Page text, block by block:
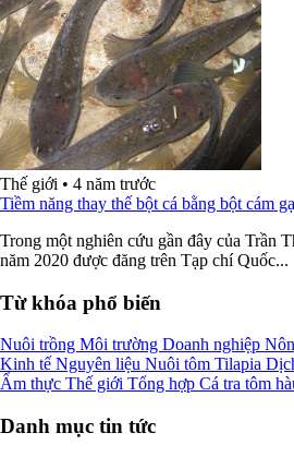
Thế giới • 4 năm trước
Tiềm năng thay thế bột cá bằng bột cám
Trong một nghiên cứu gần đây của Trần
năm 2020 được đăng trên Tạp chí Quốc...
Từ khóa phổ biến
Nuôi trồng Môi trường Doanh nghiệp
Kinh tế Nguyên liệu Nuôi tôm Tilapia
Ẩm thực Thế giới Tổng hợp Cá tra tôm
Danh mục tin tức